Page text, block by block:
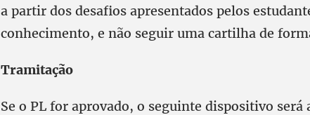
a partir dos desafios apresentados pelos
conhecimento, e não seguir uma cartilha de
Tramitação
Se o PL for aprovado, o seguinte dispositivo será